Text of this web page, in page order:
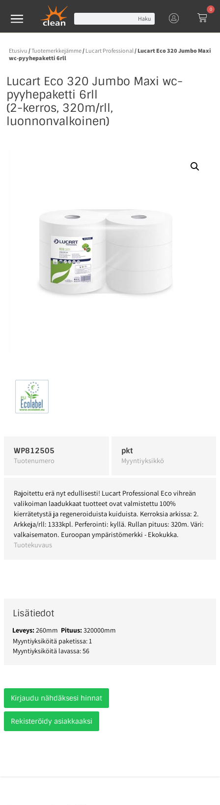
Haku
0
Etusivu /Tuotemerkkejämme/ Lucart Professional / Lucart Eco 320 Jumbo Maxi
wc-pyyhepaketti 6rll
Lucart Eco 320 Jumbo Maxi wc-
pyyhepaketti 6rll
(2-kerros, 320m/rll,
luonnonvalkoinen)
WP812505
Tuotenumero
pkt
Myyntiyksikkö
Rajoitettu erä nyt edullisesti! Lucart Professional Eco vihreän
valikoiman laadukkaat tuotteet ovat valmistettu 100%
kierrätetystä ja regeneroiduista kuiduista. Kerroksia arkissa: 2.
Arkkeja/rll: 1333kpl. Perferointi: kyllä. Rullan pituus: 320m. Väri:
valkaisematon. Euroopan ympäristömerkki - Ekokukka.
Tuotekuvaus
Lisätiedot
Leveys:260mm Pituus:320000mm
Myyntiyksiköitä paketissa: 1
Myyntiyksiköitä lavassa: 56
Kirjaudu nähdäksesi hinnat
Rekisteröidy asiakkaaksi